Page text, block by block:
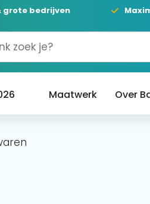
grote bedrijven
Maatwerk Over